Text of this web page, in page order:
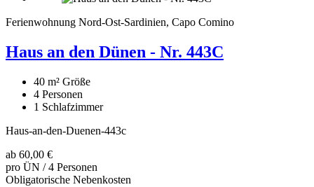
Ferienwohnung Nord-Ost-Sardinien, Capo Comino
Haus an den Dünen - Nr. 443C
40 m² Größe
4 Personen
1 Schlafzimmer
Haus-an-den-Duenen-443c
ab 60,00 €
pro ÜN / 4 Personen
Obligatorische Nebenkosten